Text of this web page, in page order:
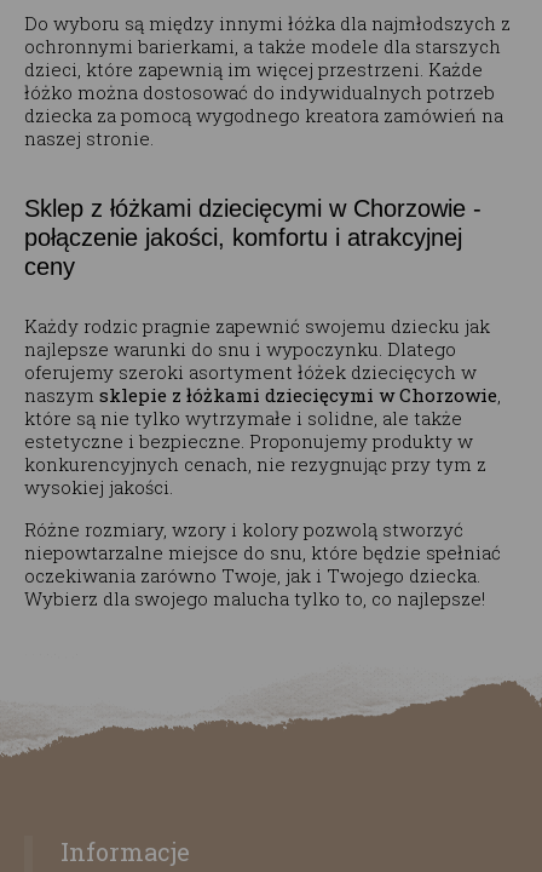
Do wyboru są między innymi łóżka dla najmłodszych z
ochronnymi barierkami, a także modele dla starszych
dzieci, które zapewnią im więcej przestrzeni. Każde
łóżko można dostosować do indywidualnych potrzeb
dziecka za pomocą wygodnego kreatora zamówień na
naszej stronie.
Sklep z łóżkami dziecięcymi w Chorzowie -
połączenie jakości, komfortu i atrakcyjnej
ceny
Każdy rodzic pragnie zapewnić swojemu dziecku jak
najlepsze warunki do snu i wypoczynku. Dlatego
oferujemy szeroki asortyment łóżek dziecięcych w
naszym sklepie z łóżkami dziecięcymi w Chorzowie,
które są nie tylko wytrzymałe i solidne, ale także
estetyczne i bezpieczne. Proponujemy produkty w
konkurencyjnych cenach, nie rezygnując przy tym z
wysokiej jakości.
Różne rozmiary, wzory i kolory pozwolą stworzyć
niepowtarzalne miejsce do snu, które będzie spełniać
oczekiwania zarówno Twoje, jak i Twojego dziecka.
Wybierz dla swojego malucha tylko to, co najlepsze!
Informacje